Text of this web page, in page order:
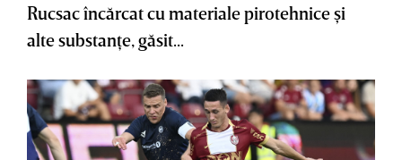
Rucsac încărcat cu materiale pirotehnice şi
alte substanţe, găsit...